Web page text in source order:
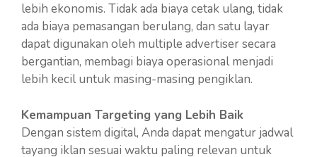
lebih ekonomis. Tidak ada biaya cetak ulang, tidak
ada biaya pemasangan berulang, dan satu layar
dapat digunakan oleh multiple advertiser secara
bergantian, membagi biaya operasional menjadi
lebih kecil untuk masing-masing pengiklan.
Kemampuan Targeting yang Lebih Baik
Dengan sistem digital, Anda dapat mengatur jadwal
tayang iklan sesuai waktu paling relevan untuk